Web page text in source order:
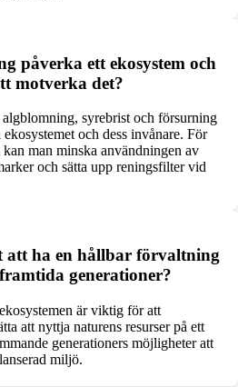
påverka ett ekosystem och
motverka det?
syrebrist och försurning
och dess invånare. För
man minska användningen av
och sätta upp reningsfilter vid
ha en hållbar förvaltning
generationer?
är viktig för att
att nyttja naturens resurser på ett
generationers möjligheter att
miljö.